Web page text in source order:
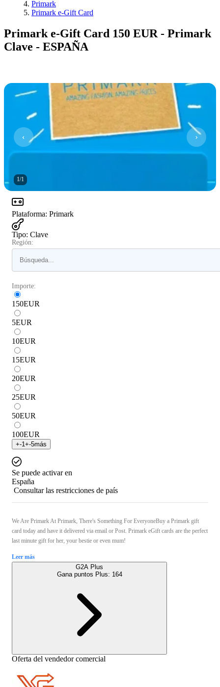
Primark
Primark e-Gift Card
Primark e-Gift Card 150 EUR - Primark
Clave - ESPAÑA
1/1
Plataforma: Primark
Tipo: Clave
Región:
Importe:
150EUR
5EUR
10EUR
15EUR
20EUR
25EUR
50EUR
100EUR
+-1 +-5más
Se puede activar en
España
Consultar las restricciones de país
We Are Primark At Primark, There's Something For EveryoneBuy a Primark gift
card today and have it delivered via email or Post. Primark eGift cards are the perfect
last minute gift for her, your bestie or even mum!
Leer más
G2A Plus
Gana puntos Plus: 164
Oferta del vendedor comercial